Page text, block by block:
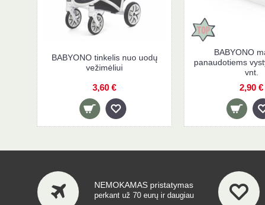
BABYONO tinkelis nuo uodų
vežimėliui
3,60 €
BABYONO
panaudotiems
vnt.
2,90 €
NEMOKAMAS pristatymas
perkant už 70 eurų ir daugiau